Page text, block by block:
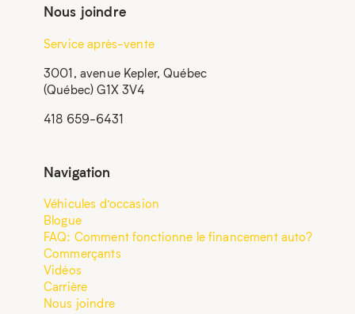
Nous joindre
Service après-vente
3001, avenue Kepler, Québec
(Québec) G1X 3V4
418 659-6431
Navigation
Véhicules d’occasion
Blogue
FAQ: Comment fonctionne le financement auto?
Commerçants
Vidéos
Carrière
Nous joindre